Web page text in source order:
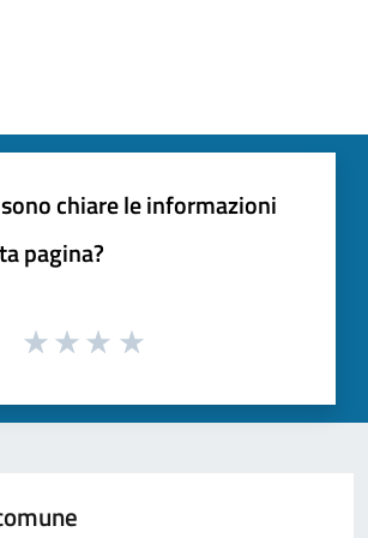
chiare le informazioni
pagina?